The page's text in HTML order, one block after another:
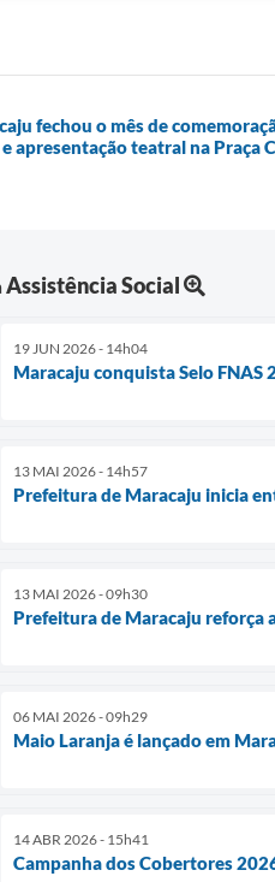
fechou o mês de
apresentação teatral na Praça
Assistência Social
19 JUN 2026 - 14h04
Maracaju conquista Selo FNAS
13 MAI 2026 - 14h57
Prefeitura de Maracaju inicia
13 MAI 2026 - 09h30
Prefeitura de Maracaju reforça
06 MAI 2026 - 09h29
Maio Laranja é lançado em
14 ABR 2026 - 15h41
Campanha dos Cobertores